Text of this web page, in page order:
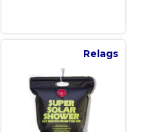
Relags